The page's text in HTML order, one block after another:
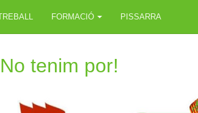
FORMACIÓ PISSARRA
tenim por!